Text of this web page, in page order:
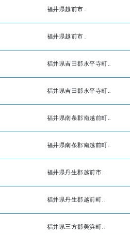
福井県越前市..
福井県越前市..
福井県吉田郡永平寺町..
福井県吉田郡永平寺町..
福井県南条郡南越前町..
福井県南条郡南越前町..
福井県丹生郡越前市..
福井県丹生郡越前町..
福井県三方郡美浜町..